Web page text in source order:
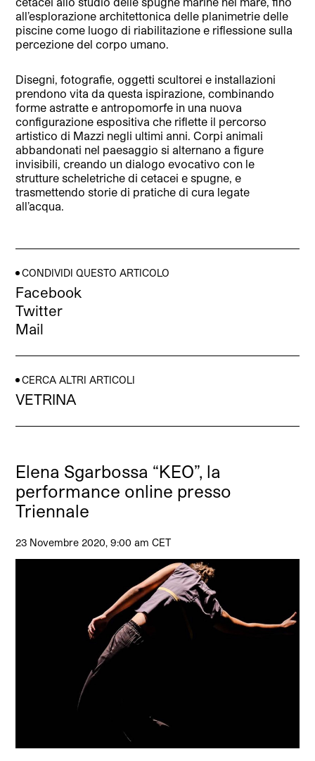
all’esplorazione architettonica delle planimetrie delle
piscine come luogo di riabilitazione e riflessione sulla
percezione del corpo umano.
Disegni, fotografie, oggetti scultorei e installazioni
prendono vita da questa ispirazione, combinando
forme astratte e antropomorfe in una nuova
configurazione espositiva che riflette il percorso
artistico di Mazzi negli ultimi anni. Corpi animali
abbandonati nel paesaggio si alternano a figure
invisibili, creando un dialogo evocativo con le
strutture scheletriche di cetacei e spugne, e
trasmettendo storie di pratiche di cura legate
all’acqua.
CONDIVIDI QUESTO ARTICOLO
Facebook
Twitter
Mail
CERCA ALTRI ARTICOLI
VETRINA
Elena Sgarbossa “KEO”, la
performance online presso
Triennale
23 Novembre 2020, 9:00 am CET